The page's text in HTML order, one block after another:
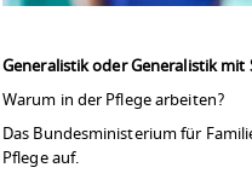
Generalistik oder Generalistik
Warum in der Pflege arbeiten?
Das Bundesministerium für
Pflege auf.